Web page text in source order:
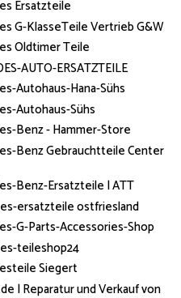
Ersatzteile
G-KlasseTeile Vertrieb G&W
Oldtimer Teile
AUTO-ERSATZTEILE
Autohaus-Hana-Sühs
Autohaus-Sühs
Benz - Hammer-Store
Benz Gebrauchtteile Center
Benz-Ersatzteile | ATT
ersatzteile ostfriesland
G-Parts-Accessories-Shop
teileshop24
Siegert
| Reparatur und Verkauf von